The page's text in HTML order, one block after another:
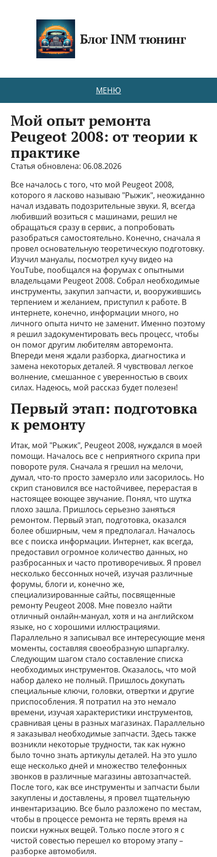
Блог INM тюнинг
МЕНЮ
Мой опыт ремонта
Peugeot 2008: от теории к
практике
Статья обновлена: 06.08.2026
Все началось с того, что мой Peugeot 2008,
которого я ласково называю "Рыжик", неожиданно
начал издавать подозрительные звуки. Я, всегда
любивший возиться с машинами, решил не
обращаться сразу в сервис, а попробовать
разобраться самостоятельно. Конечно, сначала я
провел основательную теоретическую подготовку.
Изучил мануалы, посмотрел кучу видео на
YouTube, пообщался на форумах с опытными
владельцами Peugeot 2008. Собрал необходимые
инструменты, закупил запчасти, и, вооружившись
терпением и желанием, приступил к работе. В
интернете, конечно, информации много, но
личного опыта ничто не заменит. Именно поэтому
я решил задокументировать весь процесс, чтобы
он помог другим любителям авторемонта.
Впереди меня ждали разборка, диагностика и
замена некоторых деталей. Я чувствовал легкое
волнение, смешанное с уверенностью в своих
силах. Надеюсь, мой рассказ будет полезен!
Первый этап: подготовка
к ремонту
Итак, мой "Рыжик", Peugeot 2008, нуждался в моей
помощи. Началось все с неприятного скрипа при
повороте руля. Сначала я грешил на мелочи,
думал, что-то просто замерзло или засорилось. Но
скрип становился все настойчивее, перерастая в
настоящее воющее звучание. Понял, что шутка
плохо зашла. Пришлось серьезно заняться
ремонтом. Первый этап, подготовка, оказался
более обширным, чем я предполагал. Началось
все с поиска информации. Интернет, как всегда,
предоставил огромное количество данных, но
разбросанных и часто противоречивых. Я провел
несколько бессонных ночей, изучая различные
форумы, блоги и, конечно же,
специализированные сайты, посвященные
ремонту Peugeot 2008. Мне повезло найти
отличный онлайн-мануал, хотя и на английском
языке, но с хорошими иллюстрациями.
Параллельно я записывал все интересующие меня
моменты, составляя своеобразную шпаргалку.
Следующим шагом стало составление списка
необходимых инструментов. Оказалось, что мой
набор далеко не полный. Пришлось докупать
специальные ключи, головки, отвертки и другие
приспособления. Я потратил на это немало
времени, изучая характеристики инструментов,
сравнивая цены в разных магазинах. Параллельно
я заказывал необходимые запчасти. Здесь также
возникли некоторые трудности, так как нужно
было точно знать артикулы деталей. На это ушло
еще несколько дней и множество телефонных
звонков в различные магазины автозапчастей.
После того, как все инструменты и запчасти были
закуплены и доставлены, я провел тщательную
инвентаризацию. Все было разложено по местам,
чтобы в процессе ремонта не терять время на
поиски нужных вещей. Только после этого я с
чистой совестью перешел ко второму этапу –
разборке автомобиля.